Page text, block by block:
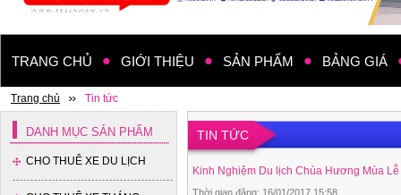
TRANG CHỦ GIỚI THIỆU SẢN PHẨM BẢNG GIÁ
Trang chủ Tin tức
DANH MỤC SẢN PHẨM
CHO THUÊ XE DU LỊCH
Tracomeco
TIN TỨC
Kinh Nghiệm Du lịch Chùa Hương Mùa
Thời gian đăng: 16/01/2017 15:58